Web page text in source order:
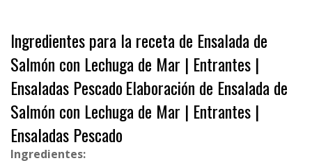
Ingredientes para la receta de Ensalada de
Salmón con Lechuga de Mar | Entrantes |
Ensaladas PescadoElaboración de Ensalada de
Salmón con Lechuga de Mar | Entrantes |
Ensaladas Pescado
Ingredientes: